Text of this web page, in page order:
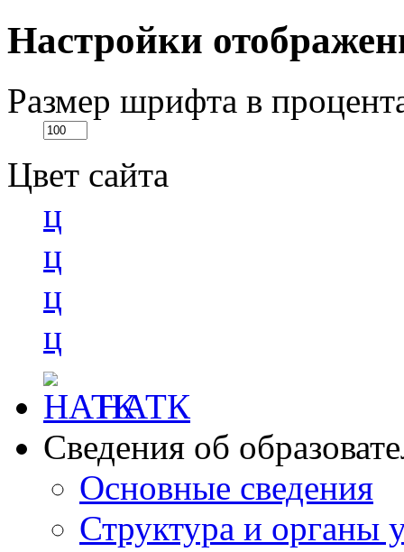
Настройки
Размер шрифта в
Цвет сайта
ц
ц
ц
ц
НАТК
Сведения об
Основные сведения
Структура и органы